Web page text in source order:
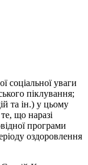
соціальної уваги
піклування;
та ін.) у цьому
що наразі
програми
оздоровлення